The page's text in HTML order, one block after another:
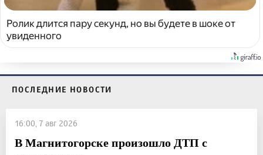
Ролик длится пару секунд, но вы будете в шоке от
увиденного
ПОСЛЕДНИЕ НОВОСТИ
16:00, 7 авг 2026
В Магнитогорске произошло ДТП с